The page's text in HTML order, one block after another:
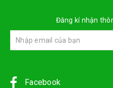
Đăng kí nhận
Facebook